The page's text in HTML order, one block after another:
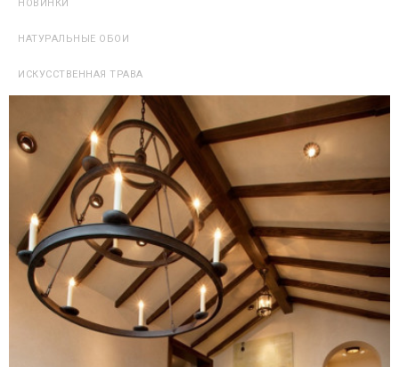
Искусственное озеленение в модулях К-009 (50х50см.)
1360,00 руб
НОВИНКИ
НАТУРАЛЬНЫЕ ОБОИ
ИСКУССТВЕННАЯ ТРАВА